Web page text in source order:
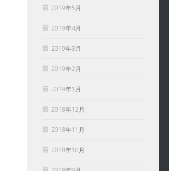
2019年5月
2019年4月
2019年3月
2019年2月
2019年1月
2018年12月
2018年11月
2018年10月